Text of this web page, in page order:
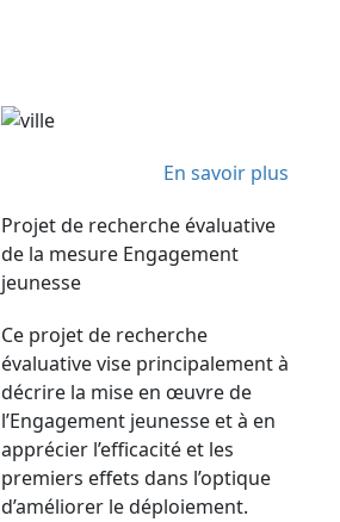
En savoir plus
Projet de recherche évaluative
de la mesure Engagement
jeunesse
Ce projet de recherche
évaluative vise principalement à
décrire la mise en œuvre de
l’Engagement jeunesse et à en
apprécier l’efficacité et les
premiers effets dans l’optique
d’améliorer le déploiement.